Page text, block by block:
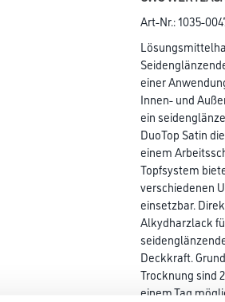
Art-Nr.:1035-
einer
Innen- und
ein
DuoTop Satin
einem
Topfsystem
verschiedenen
einsetzbar.
Alkydharzlack
Deckkraft.
Trocknung sind
einem Tag